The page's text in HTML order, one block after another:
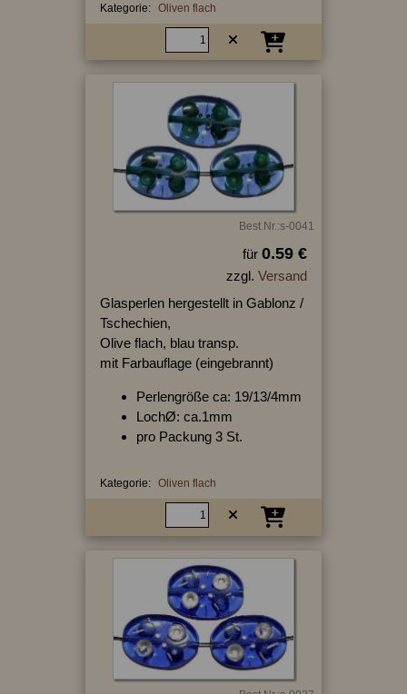
Kategorie: Oliven flach
Best.Nr.:s-0041
für 0.59 €
zzgl. Versand
Glasperlen hergestellt in Gablonz /
Tschechien,
Olive flach, blau transp.
mit Farbauflage (eingebrannt)
Perlengröße ca: 19/13/4mm
LochØ: ca.1mm
pro Packung 3 St.
Kategorie: Oliven flach